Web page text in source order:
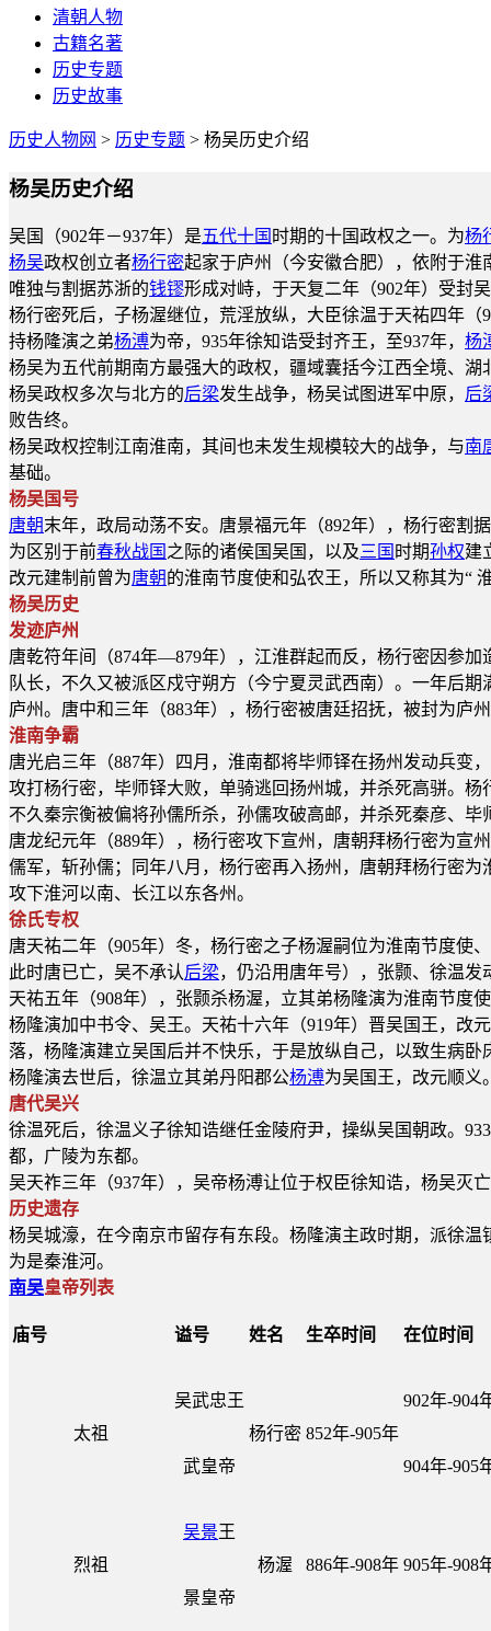
清朝人物
古籍名著
历史专题
历史故事
历史人物网 > 历史专题 > 杨吴历史介绍
杨吴历史介绍
吴国（902年－937年）是五代十国 时期的十国政权之一。为杨
杨吴政权创立者杨行密起家于庐州（今安徽合肥），依附于
唯独与割据苏浙的钱镠形成对峙，于天复二年（902年）受封
杨行密死后，子杨渥继位，荒淫放纵，大臣徐温于天祐四年
持杨隆演之弟杨溥为帝，935年徐知诰受封齐王，至937年， 杨
杨吴为五代前期南方最强大的政权，疆域囊括今江西全境、
杨吴政权多次与北方的后梁发生战争，杨吴试图进军中原， 后
败告终。
杨吴政权控制江南淮南，其间也未发生规模较大的战争，与南
基础。
杨吴国号
唐朝末年，政局动荡不安。唐景福元年（892年），杨行密割
为区别于前春秋战国 之际的诸侯国吴国，以及三国 时期孙权建
改元建制前曾为唐朝的淮南节度使和弘农王，所以又称其为“
杨吴历史
发迹庐州
唐乾符年间（874年―879年），江淮群起而反，杨行密因参
队长，不久又被派区戍守朔方（今宁夏灵武西南）。一年后
庐州。唐中和三年（883年），杨行密被唐廷招抚，被封为庐
淮南争霸
唐光启三年（887年）四月，淮南都将毕师铎在扬州发动兵变
攻打杨行密，毕师铎大败，单骑逃回扬州城，并杀死高骈。
不久秦宗衡被偏将孙儒所杀，孙儒攻破高邮，并杀死秦彦、
唐龙纪元年（889年），杨行密攻下宣州，唐朝拜杨行密为宣
儒军，斩孙儒；同年八月，杨行密再入扬州，唐朝拜杨行密
攻下淮河以南、长江以东各州。
徐氏专权
唐天祐二年（905年）冬，杨行密之子杨渥嗣位为淮南节度使
此时唐已亡，吴不承认后梁，仍沿用唐年号），张颢、徐温
天祐五年（908年），张颢杀杨渥，立其弟杨隆演为淮南节度
杨隆演加中书令、吴王。天祐十六年（919年）晋吴国王，改
落，杨隆演建立吴国后并不快乐，于是放纵自己，以致生病卧
杨隆演去世后，徐温立其弟丹阳郡公杨溥为吴国王，改元顺义
唐代吴兴
徐温死后，徐温义子徐知诰继任金陵府尹，操纵吴国朝政。
都，广陵为东都。
吴天祚三年（937年），吴帝杨溥让位于权臣徐知诰，杨吴灭
历史遗存
杨吴城濠，在今南京市留存有东段。杨隆演主政时期，派徐
为是秦淮河。
南吴皇帝列表
庙号 谥号 姓名 生卒时间 在位时间
太祖
吴武忠王
杨行密 852年-905年
902年-904
武皇帝 904年-905
烈祖
吴景王
杨渥
886年-908年 905年-908
景皇帝